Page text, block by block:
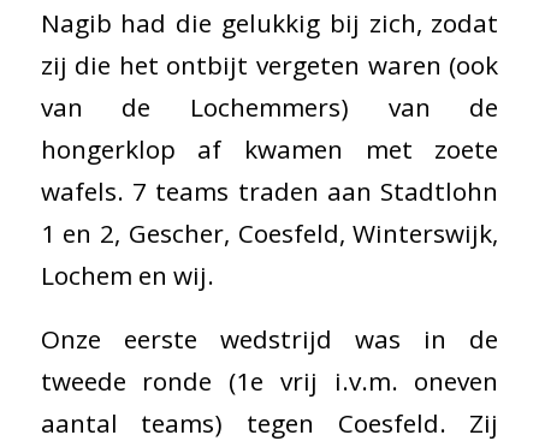
Nagib had die gelukkig bij zich, zodat
zij die het ontbijt vergeten waren (ook
van de Lochemmers) van de
hongerklop af kwamen met zoete
wafels. 7 teams traden aan Stadtlohn
1 en 2, Gescher, Coesfeld, Winterswijk,
Lochem en wij.
Onze eerste wedstrijd was in de
tweede ronde (1e vrij i.v.m. oneven
aantal teams) tegen Coesfeld. Zij